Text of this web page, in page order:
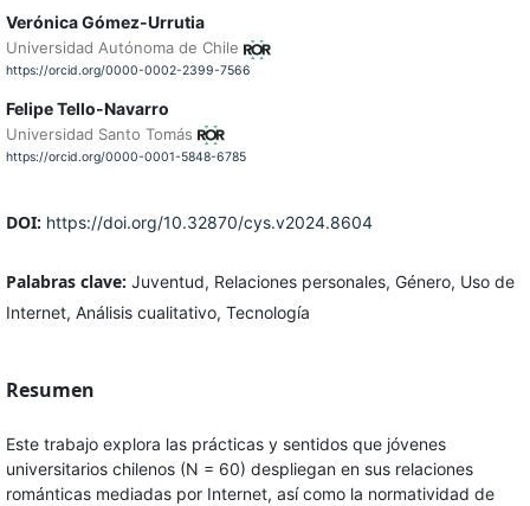
Verónica Gómez-Urrutia
Universidad Autónoma de Chile
https://orcid.org/0000-0002-2399-7566
Felipe Tello-Navarro
Universidad Santo Tomás
https://orcid.org/0000-0001-5848-6785
DOI: https://doi.org/10.32870/cys.v2024.8604
Palabras clave: Juventud, Relaciones personales, Género, Uso de
Internet, Análisis cualitativo, Tecnología
Resumen
Este trabajo explora las prácticas y sentidos que jóvenes
universitarios chilenos (N = 60) despliegan en sus relaciones
románticas mediadas por Internet, así como la normatividad de